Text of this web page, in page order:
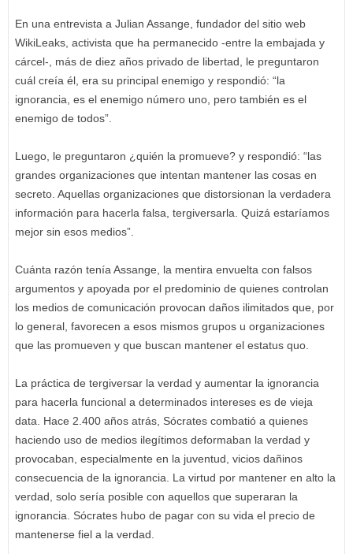
En una entrevista a Julian Assange, fundador del sitio web
WikiLeaks, activista que ha permanecido -entre la embajada y
cárcel-, más de diez años privado de libertad, le preguntaron
cuál creía él, era su principal enemigo y respondió: “la
ignorancia, es el enemigo número uno, pero también es el
enemigo de todos”.
Luego, le preguntaron ¿quién la promueve? y respondió: “las
grandes organizaciones que intentan mantener las cosas en
secreto. Aquellas organizaciones que distorsionan la verdadera
información para hacerla falsa, tergiversarla. Quizá estaríamos
mejor sin esos medios”.
Cuánta razón tenía Assange, la mentira envuelta con falsos
argumentos y apoyada por el predominio de quienes controlan
los medios de comunicación provocan daños ilimitados que, por
lo general, favorecen a esos mismos grupos u organizaciones
que las promueven y que buscan mantener el estatus quo.
La práctica de tergiversar la verdad y aumentar la ignorancia
para hacerla funcional a determinados intereses es de vieja
data. Hace 2.400 años atrás, Sócrates combatió a quienes
haciendo uso de medios ilegítimos deformaban la verdad y
provocaban, especialmente en la juventud, vicios dañinos
consecuencia de la ignorancia. La virtud por mantener en alto la
verdad, solo sería posible con aquellos que superaran la
ignorancia. Sócrates hubo de pagar con su vida el precio de
mantenerse fiel a la verdad.